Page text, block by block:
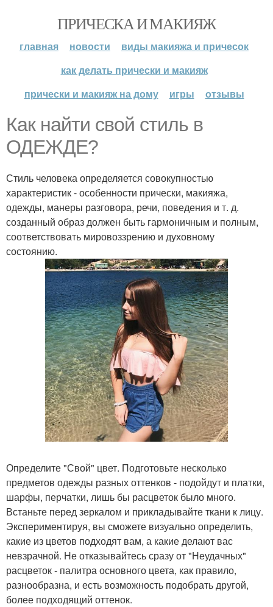
ПРИЧЕСКА И МАКИЯЖ
главная новости
виды макияжа и причесок
как делать прически и макияж
прически и макияж на дому
игры отзывы
Как найти свой стиль в
ОДЕЖДЕ?
Стиль человека определяется совокупностью
характеристик - особенности прически, макияжа,
одежды, манеры разговора, речи, поведения и т. д.
созданный образ должен быть гармоничным и полным,
соответствовать мировоззрению и духовному
состоянию.
Определите "Свой" цвет. Подготовьте несколько
предметов одежды разных оттенков - подойдут и платки,
шарфы, перчатки, лишь бы расцветок было много.
Встаньте перед зеркалом и прикладывайте ткани к лицу.
Экспериментируя, вы сможете визуально определить,
какие из цветов подходят вам, а какие делают вас
невзрачной. Не отказывайтесь сразу от "Неудачных"
расцветок - палитра основного цвета, как правило,
разнообразна, и есть возможность подобрать другой,
более подходящий оттенок.